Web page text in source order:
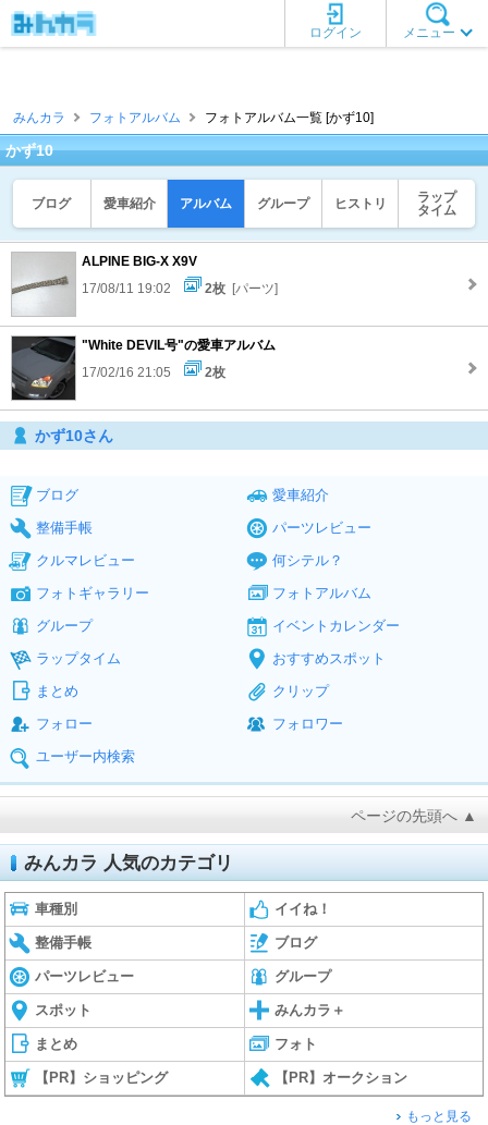
メニュー
ログイン
みんカラ フォトアルバム フォトアルバム一覧 [かず10]
かず10
ブログ 愛車紹介 アルバム グループ ヒストリ
ラップ
タイム
ALPINE BIG-X X9V
17/08/11 19:02
2枚 [パーツ]
"White DEVIL号"の愛車アルバム
17/02/16 21:05
2枚
かず10さん
ブログ
愛車紹介
整備手帳
パーツレビュー
クルマレビュー
何シテル？
フォトギャラリー
フォトアルバム
グループ
イベントカレンダー
ラップタイム
おすすめスポット
まとめ
クリップ
フォロー
フォロワー
ユーザー内検索
ページの先頭へ ▲
みんカラ 人気のカテゴリ
車種別 イイね！
整備手帳 ブログ
パーツレビュー グループ
スポット みんカラ＋
まとめ フォト
【PR】ショッピング 【PR】オークション
もっと見る